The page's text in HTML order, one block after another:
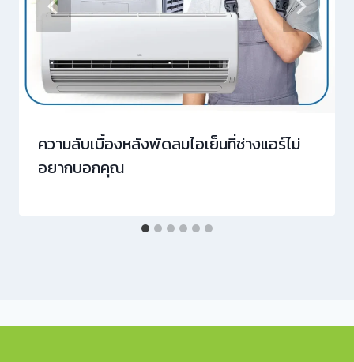
ความลับเบื้องหลังพัดลมไอเย็นที่ช่างแอร์ไม่
อยากบอกคุณ